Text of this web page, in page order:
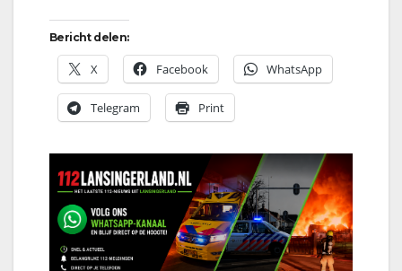
Bericht delen:
X Facebook WhatsApp
Telegram Print